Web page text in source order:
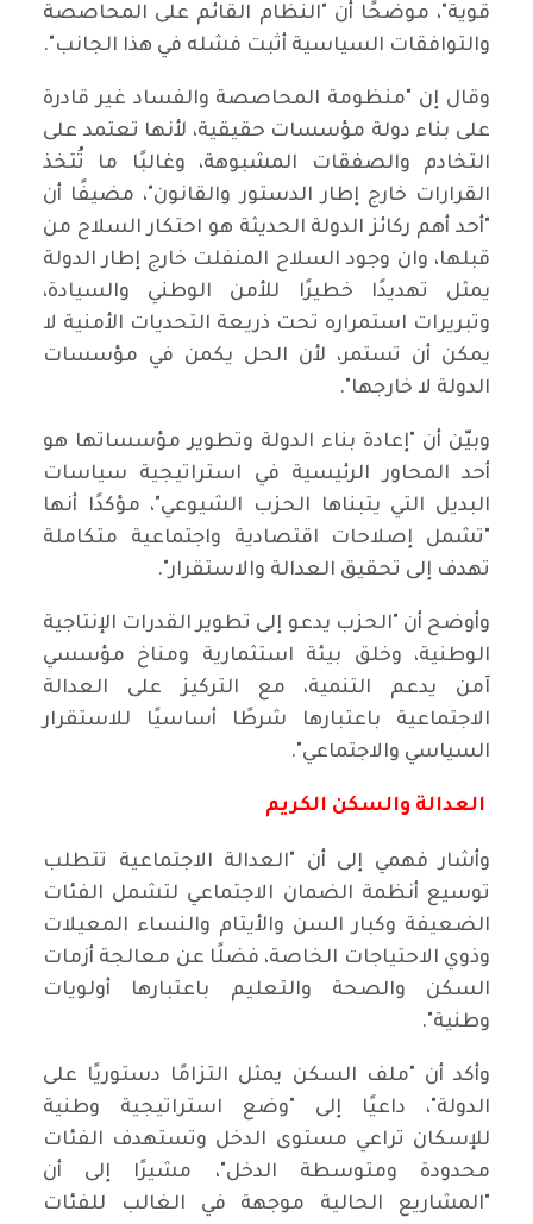
قوية"، موضحًا أن "النظام القائم على المحاصصة
والتوافقات السياسية أثبت فشله في هذا الجانب".
وقال إن "منظومة المحاصصة والفساد غير قادرة
على بناء دولة مؤسسات حقيقية، لأنها تعتمد على
التخادم والصفقات المشبوهة، وغالبًا ما تُتخذ
القرارات خارج إطار الدستور والقانون"، مضيفًا أن
"أحد أهم ركائز الدولة الحديثة هو احتكار السلاح من
قبلها، وان وجود السلاح المنفلت خارج إطار الدولة
يمثل تهديدًا خطيرًا للأمن الوطني والسيادة،
وتبريرات استمراره تحت ذريعة التحديات الأمنية لا
يمكن أن تستمر، لأن الحل يكمن في مؤسسات
الدولة لا خارجها".
وبيّن أن "إعادة بناء الدولة وتطوير مؤسساتها هو
أحد المحاور الرئيسية في استراتيجية سياسات
البديل التي يتبناها الحزب الشيوعي"، مؤكدًا أنها
"تشمل إصلاحات اقتصادية واجتماعية متكاملة
تهدف إلى تحقيق العدالة والاستقرار".
وأوضح أن "الحزب يدعو إلى تطوير القدرات الإنتاجية
الوطنية، وخلق بيئة استثمارية ومناخ مؤسسي
آمن يدعم التنمية، مع التركيز على العدالة
الاجتماعية باعتبارها شرطًا أساسيًا للاستقرار
السياسي والاجتماعي".
العدالة والسكن الكريم
وأشار فهمي إلى أن "العدالة الاجتماعية تتطلب
توسيع أنظمة الضمان الاجتماعي لتشمل الفئات
الضعيفة وكبار السن والأيتام والنساء المعيلات
وذوي الاحتياجات الخاصة، فضلًا عن معالجة أزمات
السكن والصحة والتعليم باعتبارها أولويات
وطنية".
وأكد أن "ملف السكن يمثل التزامًا دستوريًا على
الدولة"، داعيًا إلى "وضع استراتيجية وطنية
للإسكان تراعي مستوى الدخل وتستهدف الفئات
محدودة ومتوسطة الدخل"، مشيرًا إلى أن
"المشاريع الحالية موجهة في الغالب للفئات